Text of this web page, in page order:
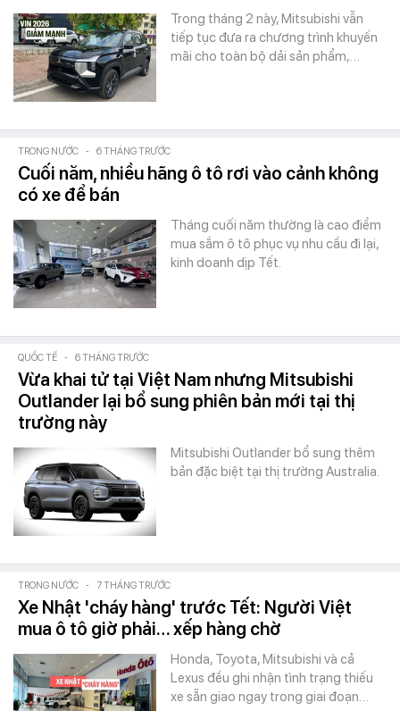
Trong tháng 2 này, Mitsubishi vẫn
tiếp tục đưa ra chương trình khuyến
mãi cho toàn bộ dải sản phẩm,…
TRONG NƯỚC - 6 THÁNG TRƯỚC
Cuối năm, nhiều hãng ô tô rơi vào cảnh không
có xe để bán
Tháng cuối năm thường là cao điểm
mua sắm ô tô phục vụ nhu cầu đi lại,
kinh doanh dịp Tết.
QUỐC TẾ - 6 THÁNG TRƯỚC
Vừa khai tử tại Việt Nam nhưng Mitsubishi
Outlander lại bổ sung phiên bản mới tại thị
trường này
Mitsubishi Outlander bổ sung thêm
bản đặc biệt tại thị trường Australia.
TRONG NƯỚC - 7 THÁNG TRƯỚC
Xe Nhật 'cháy hàng' trước Tết: Người Việt
mua ô tô giờ phải… xếp hàng chờ
Honda, Toyota, Mitsubishi và cả
Lexus đều ghi nhận tình trạng thiếu
xe sẵn giao ngay trong giai đoạn…